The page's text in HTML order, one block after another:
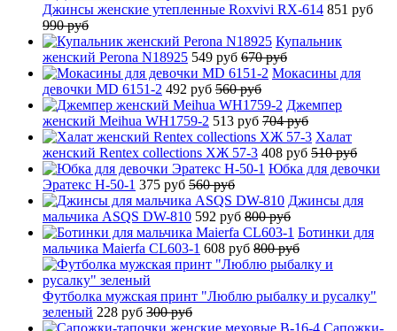
Джинсы женские утепленные Roxvivi RX-614 851 руб
990 руб
Купальник
женский Perona N18925 549 руб 670 руб
Мокасины для
девочки MD 6151-2 492 руб 560 руб
Джемпер
женский Meihua WH1759-2 513 руб 704 руб
Халат
женский Rentex collections ХЖ 57-3 408 руб 510 руб
Юбка для девочки
Эратекс H-50-1 375 руб 560 руб
Джинсы для
мальчика ASQS DW-810 592 руб 800 руб
Ботинки для
мальчика Maierfa CL603-1 608 руб 800 руб
Футболка мужская принт "Люблю рыбалку и русалку"
зеленый 228 руб 300 руб
Сапожки-